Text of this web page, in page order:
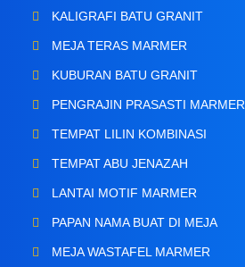
KALIGRAFI BATU GRANIT
MEJA TERAS MARMER
KUBURAN BATU GRANIT
PENGRAJIN PRASASTI MARMER
TEMPAT LILIN KOMBINASI
TEMPAT ABU JENAZAH
LANTAI MOTIF MARMER
PAPAN NAMA BUAT DI MEJA
MEJA WASTAFEL MARMER